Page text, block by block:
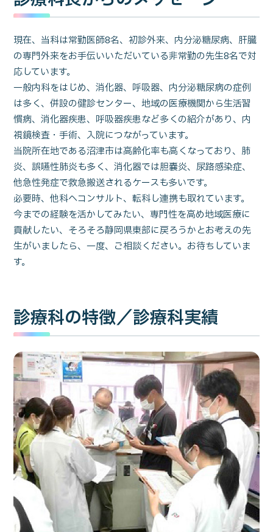
現在、当科は常勤医師8名、初診外来、内分泌糖尿病、肝臓
の専門外来をお手伝いいただいている非常勤の先生8名で対
応しています。
一般内科をはじめ、消化器、呼吸器、内分泌糖尿病の症例
は多く、併設の健診センター、地域の医療機関から生活習
慣病、消化器疾患、呼吸器疾患など多くの紹介があり、内
視鏡検査・手術、入院につながっています。
当院所在地である沼津市は高齢化率も高くなっており、肺
炎、誤嚥性肺炎も多く、消化器では胆嚢炎、尿路感染症、
他急性発症で救急搬送されるケースも多いです。
必要時、他科へコンサルト、転科し連携も取れています。
今までの経験を活かしてみたい、専門性を高め地域医療に
貢献したい、そろそろ静岡県東部に戻ろうかとお考えの先
生がいましたら、一度、ご相談ください。お待ちしていま
す。
診療科の特徴／診療科実績